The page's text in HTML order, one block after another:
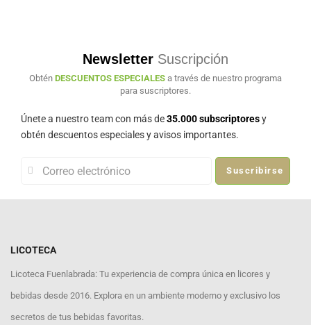
Newsletter Suscripción
Obtén DESCUENTOS ESPECIALES a través de nuestro programa
para suscriptores.
Únete a nuestro team con más de35.000 subscriptoresy
obtén descuentos especiales y avisos importantes.
Suscribirse
LICOTECA
Licoteca Fuenlabrada: Tu experiencia de compra única en licores y
bebidas desde 2016. Explora en un ambiente moderno y exclusivo los
secretos de tus bebidas favoritas.